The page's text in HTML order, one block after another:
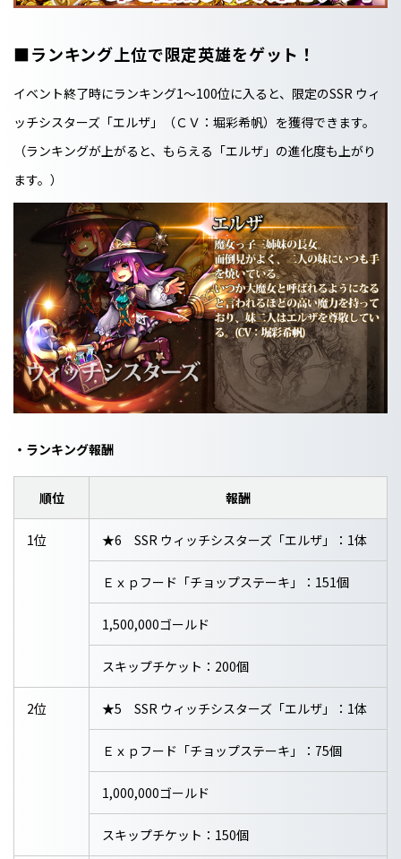
■ランキング上位で限定英雄をゲット！
イベント終了時にランキング1～100位に入ると、限定のSSR ウィ
ッチシスターズ「エルザ」（ＣＶ：堀彩希帆）を獲得できます。
（ランキングが上がると、もらえる「エルザ」の進化度も上がり
ます。）
・ランキング報酬
順位 報酬
1位 ★6 SSR ウィッチシスターズ「エルザ」：1体
Ｅｘｐフード「チョップステーキ」：151個
1,500,000ゴールド
スキップチケット：200個
2位 ★5 SSR ウィッチシスターズ「エルザ」：1体
Ｅｘｐフード「チョップステーキ」：75個
1,000,000ゴールド
スキップチケット：150個